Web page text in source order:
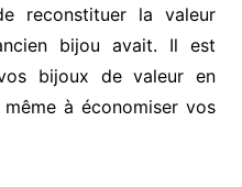
reconstituer la valeur
bijou avait. Il est
bijoux de valeur en
à économiser vos